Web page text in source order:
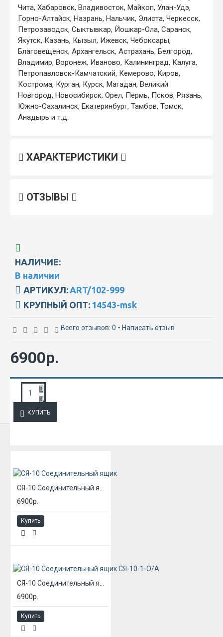
Чита, Хабаровск, Владивосток, Майкоп, Улан-Удэ,
Горно-Алтайск, Назрань, Нальчик, Элиста, Черкесск,
Петрозаводск, Сыктывкар, Йошкар-Ола, Саранск,
Якутск, Казань, Кызыл, Ижевск, Чебоксары,
Благовещенск, Архангельск, Астрахань, Белгород,
Владимир, Воронеж, Иваново, Калининград, Калуга,
Петропавловск-Камчатский, Кемерово, Киров,
Кострома, Курган, Курск, Магадан, Великий
Новгород, Новосибирск, Орел, Пермь, Псков, Рязань,
Южно-Сахалинск, Екатеринбург, Тамбов, Томск,
Анадырь и т.д.
ХАРАКТЕРИСТИКИ
ОТЗЫВЫ
НАЛИЧИЕ:
В наличии
АРТИКУЛ: ART/102-999
КРУПНЫЙ ОПТ: 14543-msk
Всего отзывов: 0 - Написать отзыв
6900р.
КУПИТЬ
6900р.
Купить
6900р.
Купить